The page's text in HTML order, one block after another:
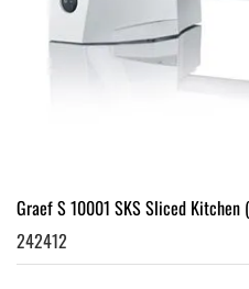
Graef S 10001 SKS Sliced Kitchen
242412